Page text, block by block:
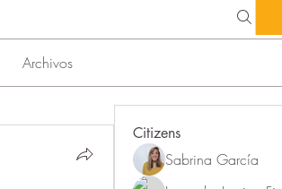
Archivos
Citizens
Sabrina García